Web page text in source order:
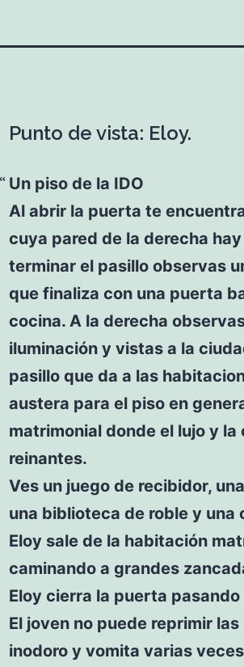
Punto de vista: Eloy.
Un piso de la IDO
Al abrir la puerta te
cuya pared de la derecha
terminar el pasillo observas
que finaliza con una puerta
cocina. A la derecha
iluminación y vistas a la
pasillo que da a las
austera para el piso en
matrimonial donde el lujo y
reinantes.
Ves un juego de recibidor,
una biblioteca de roble y una
Eloy sale de la habitación
caminando a grandes
Eloy cierra la puerta
El joven no puede reprimir
inodoro y vomita varias